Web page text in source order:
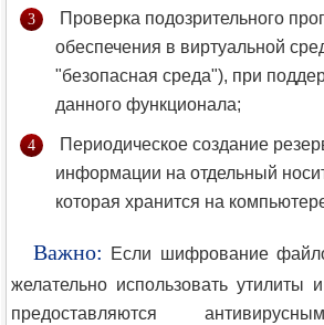
Проверка подозрительного
обеспечения в виртуальной
"безопасная среда"), при
данного функционала;
Периодическое создание
информации на отдельный
которая хранится на
Важно:
Если шифрование
желательно использовать утилиты
предоставляются